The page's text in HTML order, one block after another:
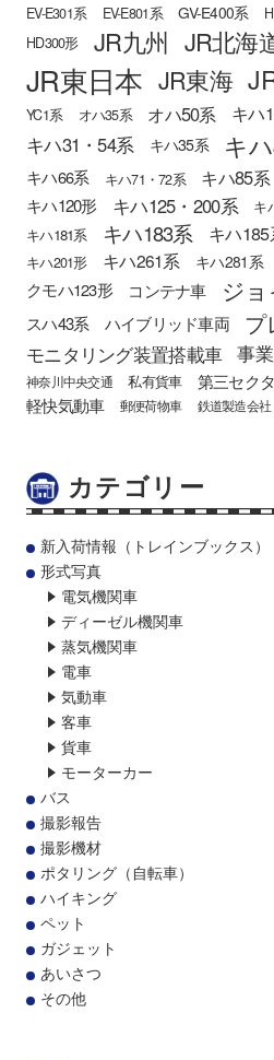
EV-E301系 EV-E801系 GV-E400系
HD300形 JR九州 JR北海
JR東日本 JR東海
YC1系 オハ35系 オハ50系 キハ
キハ31・54系 キハ35系 キ
キハ66系 キハ71・72系 キハ85系
キハ120形 キハ125・200系 キ
キハ181系 キハ183系 キハ
キハ201形
キハ261系 キハ281系
クモハ123形
コンテナ車 ジ
スハ43系 ハイブリッド車両 プ
モニタリング装置搭載車 事
神奈川中央交通 私有貨車 第三セク
軽快気動車 郵便荷物車 鉄道製造会社
カテゴリー
新入荷情報（トレインブックス）
形式写真
電気機関車
ディーゼル機関車
蒸気機関車
電車
気動車
客車
貨車
モーターカー
バス
撮影報告
撮影機材
ポタリング（自転車）
ハイキング
ペット
ガジェット
あいさつ
その他